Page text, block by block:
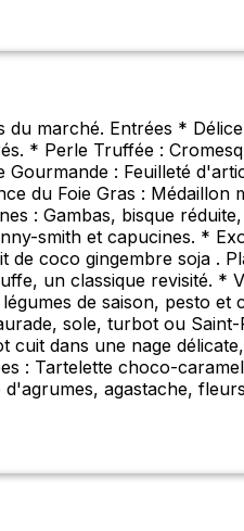
marché. Entrées *
* Perle Truffée :
: Feuilleté
du Foie Gras : Médaillon
: Gambas, bisque
smith et capucines. *
de coco gingembre soja .
un classique revisité. *
de saison, pesto et
sole, turbot ou Saint-
dans une nage délicate,
: Tartelette choco-
agastache,